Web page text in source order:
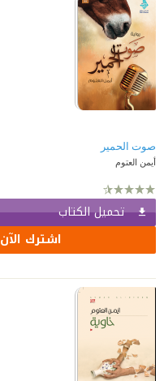
صوت الحمير
أيمن العتوم
تحميل الكتاب
اشترك الآن